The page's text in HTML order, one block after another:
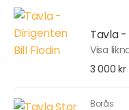
Tavla -
Visa
3 000 kr
Borås